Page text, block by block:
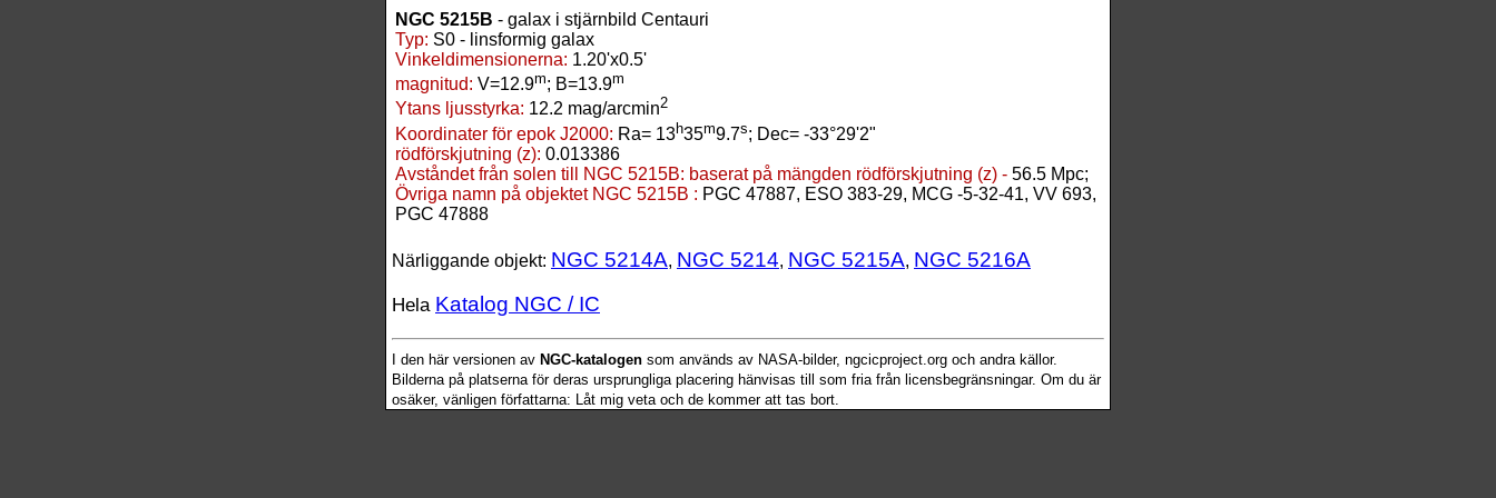
NGC 5215B - galax i stjärnbild Centauri
Typ: S0 - linsformig galax
Vinkeldimensionerna: 1.20'x0.5'
magnitud: V=12.9m; B=13.9m
Ytans ljusstyrka: 12.2 mag/arcmin2
Koordinater för epok J2000: Ra= 13h35m9.7s; Dec= -33°29'2"
rödförskjutning (z): 0.013386
Avståndet från solen till NGC 5215B: baserat på mängden rödförskjutning (z) - 56.5 Mpc;
Övriga namn på objektet NGC 5215B : PGC 47887, ESO 383-29, MCG -5-32-41, VV 693,
PGC 47888
Närliggande objekt: NGC 5214A, NGC 5214, NGC 5215A, NGC 5216A
Hela Katalog NGC / IC
I den här versionen av NGC-katalogen som används av NASA-bilder, ngcicproject.org och andra källor.
Bilderna på platserna för deras ursprungliga placering hänvisas till som fria från licensbegränsningar. Om du är
osäker, vänligen författarna: Låt mig veta och de kommer att tas bort.